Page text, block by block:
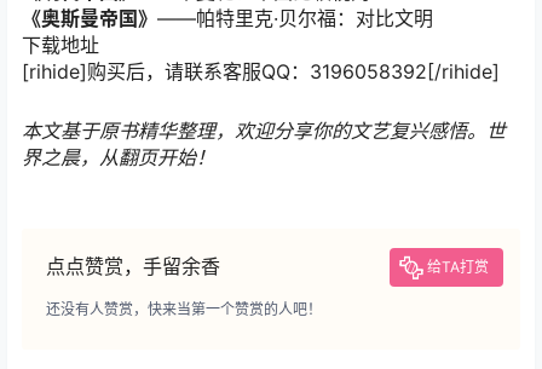
《奥斯曼帝国》 ——帕特里克·贝尔福：对比文明
下载地址
[rihide]购买后，请联系客服QQ：3196058392[/rihide]
本文基于原书精华整理，欢迎分享你的文艺复兴感悟。世
界之晨，从翻页开始！
点点赞赏，手留余香 给TA打赏
还没有人赞赏，快来当第一个赞赏的人吧！